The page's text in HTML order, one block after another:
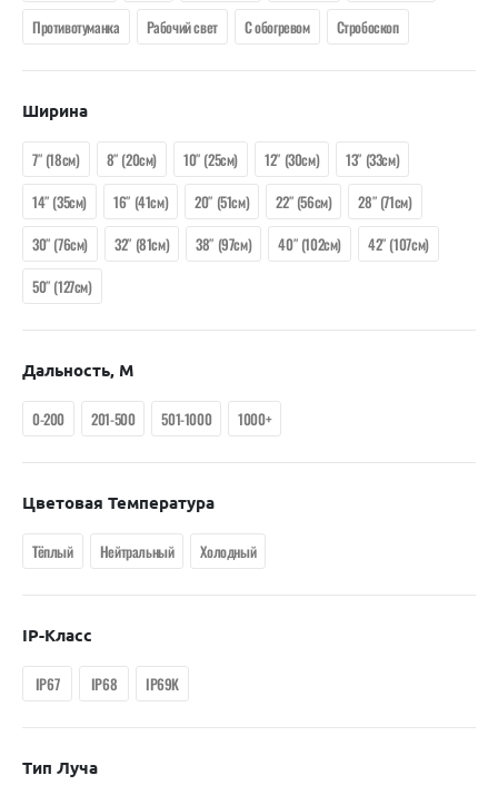
Противотуманка
Рабочий свет С обогревом Стробоскоп
Ширина
7″ (18см) 8″ (20см) 10″ (25см) 12″ (30см)
13″ (33см)
14″ (35см)
16″ (41см) 20″ (51см) 22″ (56см)
28″ (71см)
30″ (76см)
32″ (81см) 38″ (97см) 40″ (102см)
42″ (107см)
50″ (127см)
Дальность, М
0-200 201-500 501-1000 1000+
Цветовая Температура
Тёплый Нейтральный Холодный
IP-Класс
IP67 IP68 IP69K
Тип Луча